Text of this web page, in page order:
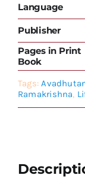
Language
Publisher
Pages in Print
Book
Tags:
Ramakrishna,